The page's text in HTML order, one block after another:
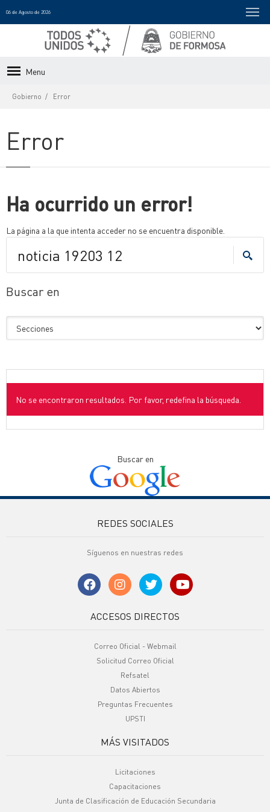
06 de Agosto de 2026
Menu
Gobierno Error
Error
Ha ocurrido un error!
La página a la que intenta acceder no se encuentra disponible.
Buscar en
No se encontraron resultados. Por favor, redefina la búsqueda.
Buscar en
REDES SOCIALES
Síguenos en nuestras redes
ACCESOS DIRECTOS
Correo Oficial - Webmail
Solicitud Correo Oficial
Refsatel
Datos Abiertos
Preguntas Frecuentes
UPSTI
MÁS VISITADOS
Licitaciones
Capacitaciones
Junta de Clasificación de Educación Secundaria